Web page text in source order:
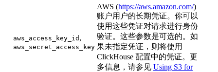
aws_access_key_id ,
aws_secret_access_key
AWS (https://aws.amazon.com/)
账户用户的长期凭证。你可以
使用这些凭证对请求进行身份
验证。这些参数是可选的。如
果未指定凭证，则将使用
ClickHouse 配置中的凭证。更
多信息，请参见 Using S3 for